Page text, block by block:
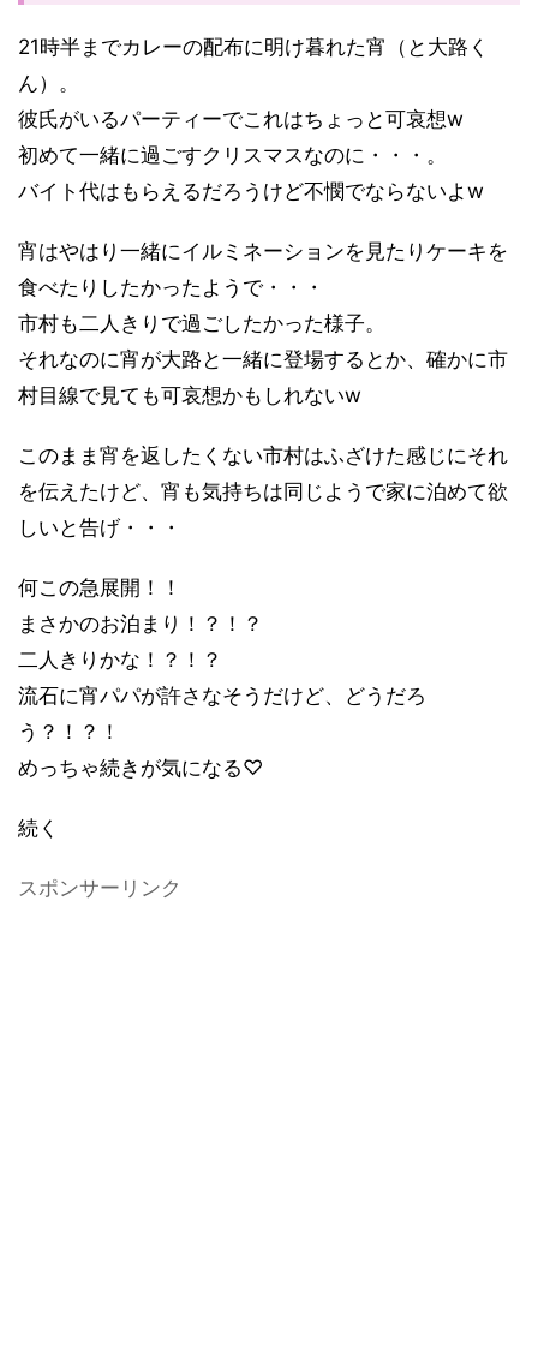
21時半までカレーの配布に明け暮れた宵（と大路く
ん）。
彼氏がいるパーティーでこれはちょっと可哀想w
初めて一緒に過ごすクリスマスなのに・・・。
バイト代はもらえるだろうけど不憫でならないよw
宵はやはり一緒にイルミネーションを見たりケーキを
食べたりしたかったようで・・・
市村も二人きりで過ごしたかった様子。
それなのに宵が大路と一緒に登場するとか、確かに市
村目線で見ても可哀想かもしれないw
このまま宵を返したくない市村はふざけた感じにそれ
を伝えたけど、宵も気持ちは同じようで家に泊めて欲
しいと告げ・・・
何この急展開！！
まさかのお泊まり！？！？
二人きりかな！？！？
流石に宵パパが許さなそうだけど、どうだろ
う？！？！
めっちゃ続きが気になる♡
続く
スポンサーリンク